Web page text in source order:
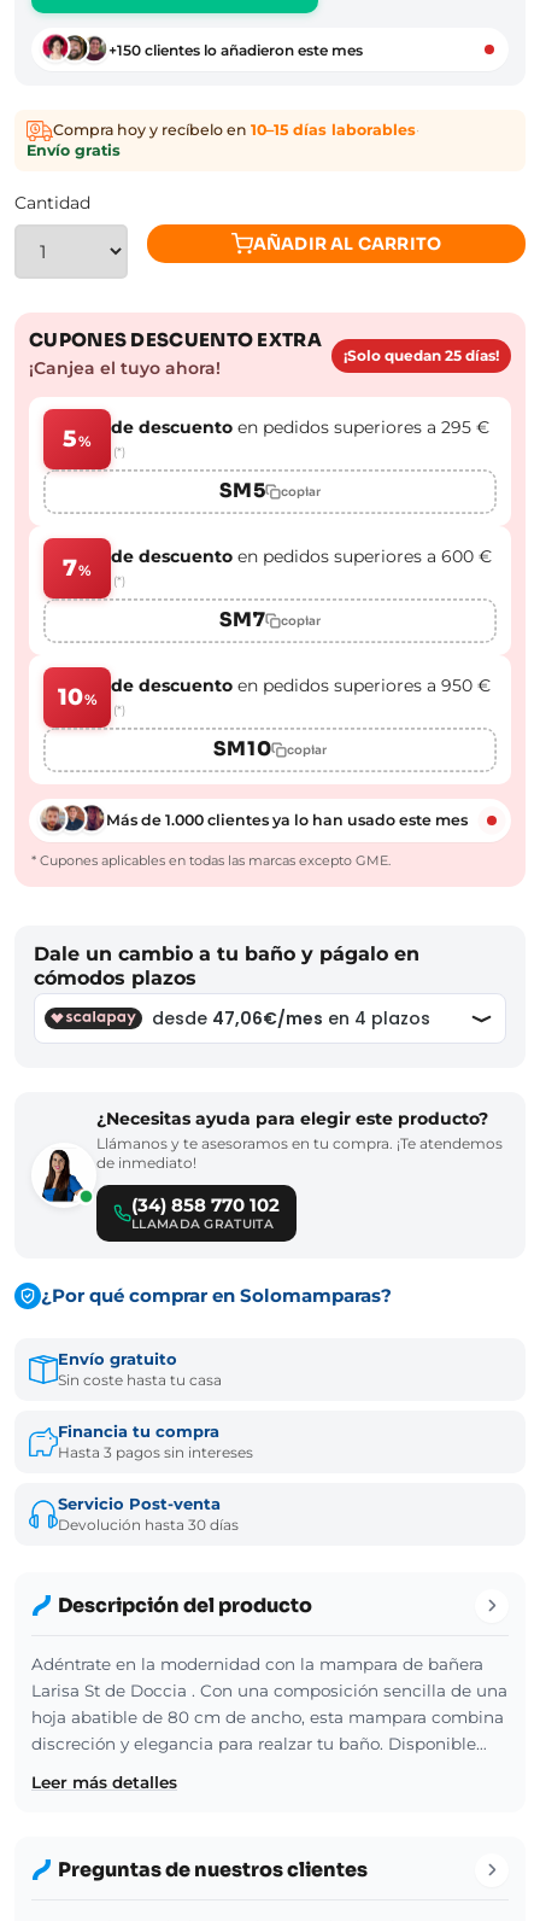
+150 clientes lo añadieron este mes
Compra hoy y recíbelo en 10–15 días laborables·
Envío gratis
Cantidad
AÑADIR AL CARRITO
CUPONES DESCUENTO EXTRA
¡Canjea el tuyo ahora!
¡Solo quedan 25 días!
5%
de descuento en pedidos superiores a 295 €
(*)
SM5 copiar
7%
de descuento en pedidos superiores a 600 €
(*)
SM7 copiar
10%
de descuento en pedidos superiores a 950 €
(*)
SM10 copiar
Más de 1.000 clientes ya lo han usado este mes
* Cupones aplicables en todas las marcas excepto GME.
Dale un cambio a tu baño y págalo en
cómodos plazos
¿Necesitas ayuda para elegir este producto?
Llámanos y te asesoramos en tu compra. ¡Te atendemos
de inmediato!
(34) 858 770 102
LLAMADA GRATUITA
¿Por qué comprar en Solomamparas?
Envío gratuito
Sin coste hasta tu casa
Financia tu compra
Hasta 3 pagos sin intereses
Servicio Post-venta
Devolución hasta 30 días
Descripción del producto
Adéntrate en la modernidad con la mampara de bañera
Larisa St de Doccia . Con una composición sencilla de una
hoja abatible de 80 cm de ancho, esta mampara combina
discreción y elegancia para realzar tu baño. Disponible…
Leer más detalles
Preguntas de nuestros clientes